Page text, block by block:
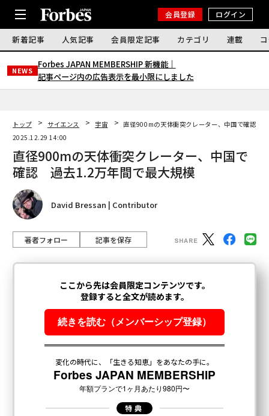
会員登録 ログイン
新着記事 人気記事 会員限定記事 カテゴリ 連載
NEWS
Forbes JAPAN MEMBERSHIP 新機能｜
記事ページ内の広告表示を最小限にしました
トップ サイエンス 宇宙
直径900mの天体衝突クレーター、中国で確認
2025.12.29 14:00
直径900mの天体衝突クレーター、中国で
確認 過去1.2万年間で最大規模
David Bressan | Contributor
著者フォロー 記事を保存